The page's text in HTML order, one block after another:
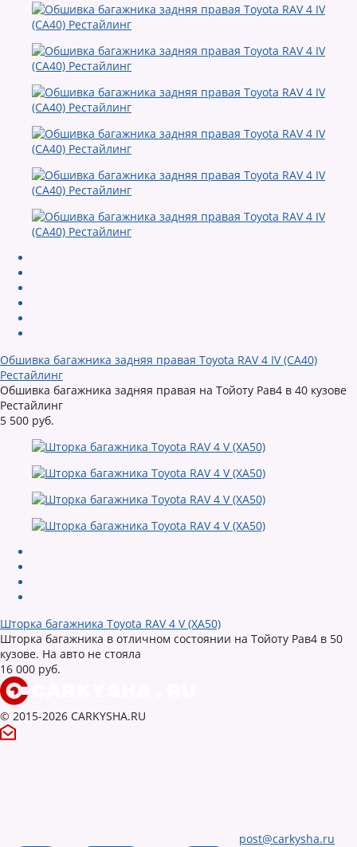
Обшивка багажника задняя правая Toyota RAV 4 IV (CA40)
Рестайлинг
Обшивка багажника задняя правая на Тойоту Рав4 в 40 кузове
Рестайлинг
5 500 руб.
Шторка багажника Toyota RAV 4 V (XA50)
Шторка багажника в отличном состоянии на Тойоту Рав4 в 50
кузове. На авто не стояла
16 000 руб.
© 2015-2026 CARKYSHA.RU
post@carkysha.ru